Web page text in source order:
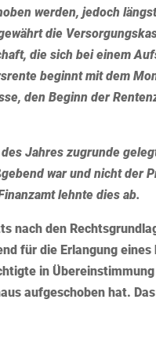
werden, jedoch
die
die sich bei einem
beginnt mit dem
den Beginn der
Jahres zugrunde
war und nicht der
lehnte dies ab.
nach den
für die Erlangung eines
in
aufgeschoben hat.